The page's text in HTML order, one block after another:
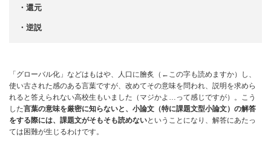
・還元
・逆説
「グローバル化」などはもはや、人口に膾炙（←この字も読めますか）し、
使い古された感のある言葉ですが、改めてその意味を問われ、説明を求めら
れると答えられない高校生もいました（マジかよ…って感じですが）。こう
した言葉の意味を厳密に知らないと、小論文（特に課題文型小論文）の解答
をする際には、課題文がそもそも読めないということになり、解答にあたっ
ては困難が生じるわけです。